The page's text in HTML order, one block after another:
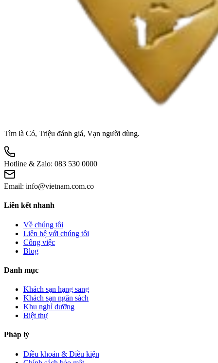
Tìm là Có, Triệu đánh giá, Vạn người dùng.
Hotline & Zalo: 083 530 0000
Email: info@vietnam.com.co
Liên kết nhanh
Về chúng tôi
Liên hệ với chúng tôi
Công việc
Blog
Danh mục
Khách sạn hạng sang
Khách sạn ngân sách
Khu nghỉ dưỡng
Biệt thự
Pháp lý
Điều khoản & Điều kiện